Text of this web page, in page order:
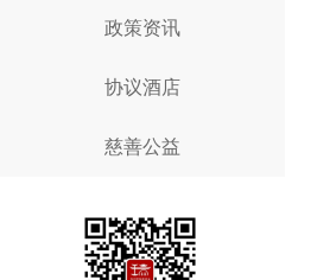
政策资讯
协议酒店
慈善公益